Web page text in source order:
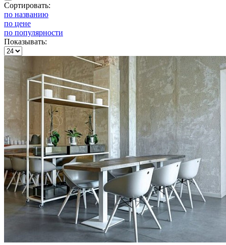
Сортировать:
по названию
по цене
по популярности
Показывать: